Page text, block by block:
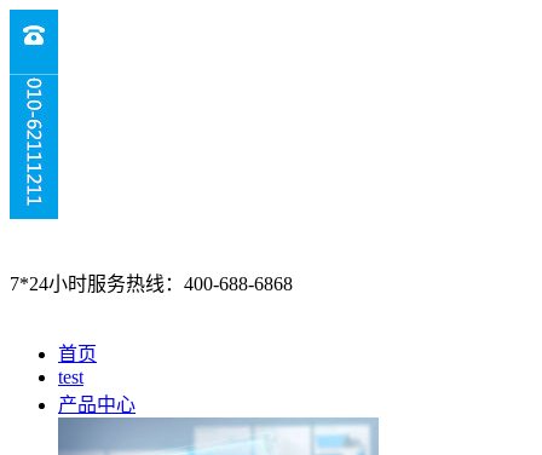
7*24小时服务热线：400-688-6868
首页
test
产品中心